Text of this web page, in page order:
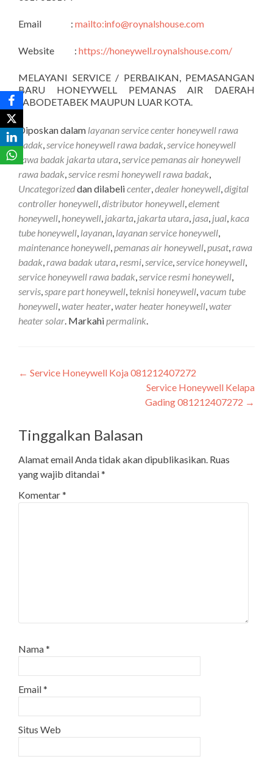
Email : mailto:info@roynalshouse.com
Website : https://honeywell.roynalshouse.com/
MELAYANI SERVICE / PERBAIKAN, PEMASANGAN
BARU HONEYWELL PEMANAS AIR DAERAH
JABODETABEK MAUPUN LUAR KOTA.
Diposkan dalam layanan service center honeywell rawa
badak service honeywell rawa badak service honeywell
rawa badak jakarta utara service pemanas air honeywell
rawa badak service resmi honeywell rawa badak
Uncategorizeddan dilabelicenter dealer honeywell digital
controller honeywell distributor honeywell element
honeywell honeywell jakarta jakarta utara jasa jual kaca
tube honeywell layanan layanan service honeywell
maintenance honeywell pemanas air honeywell pusat, rawa
badak rawa badak utara resmi service service honeywell
service honeywell rawa badak service resmi honeywell
servis spare part honeywell teknisi honeywell vacum tube
honeywell water heater water heater honeywell water
heater solar . Markahi permalink
Navigasi
← Service Honeywell Koja 081212407272
Service Honeywell Kelapa
Gading 081212407272 →
Tinggalkan Balasan
Alamat email Anda tidak akan dipublikasikan. Ruas
yang wajib ditandai*
Komentar*
Nama*
Email*
Situs Web